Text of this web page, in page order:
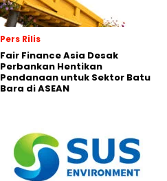
Pers Rilis
Fair Finance Asia Desak
Perbankan Hentikan
Pendanaan untuk Sektor Batu
Bara di ASEAN